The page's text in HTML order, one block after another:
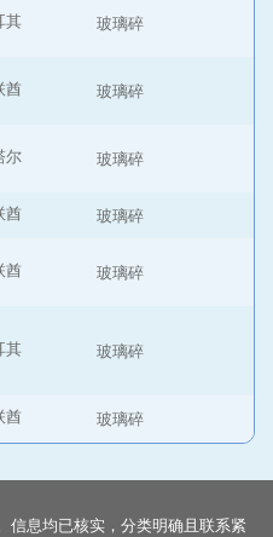
其 玻璃碎
酋 玻璃碎
尔 玻璃碎
酋 玻璃碎
酋 玻璃碎
其 玻璃碎
酋 玻璃碎
信息均已核实，分类明确且联系紧